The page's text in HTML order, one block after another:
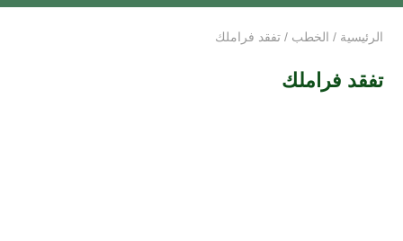
الرئيسية / الخطب / تفقد فراملك
تفقد فراملك